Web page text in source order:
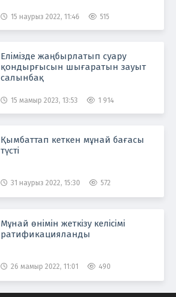
15 наурыз 2022, 11:46 515
Елімізде жаңбырлатып суару
қондырғысын шығаратын зауыт
салынбақ
15 мамыр 2023, 13:53 1 914
Қымбаттап кеткен мұнай бағасы
түсті
31 наурыз 2022, 15:30 572
Мұнай өнімін жеткізу келісімі
ратификацияланды
26 мамыр 2022, 11:01 490